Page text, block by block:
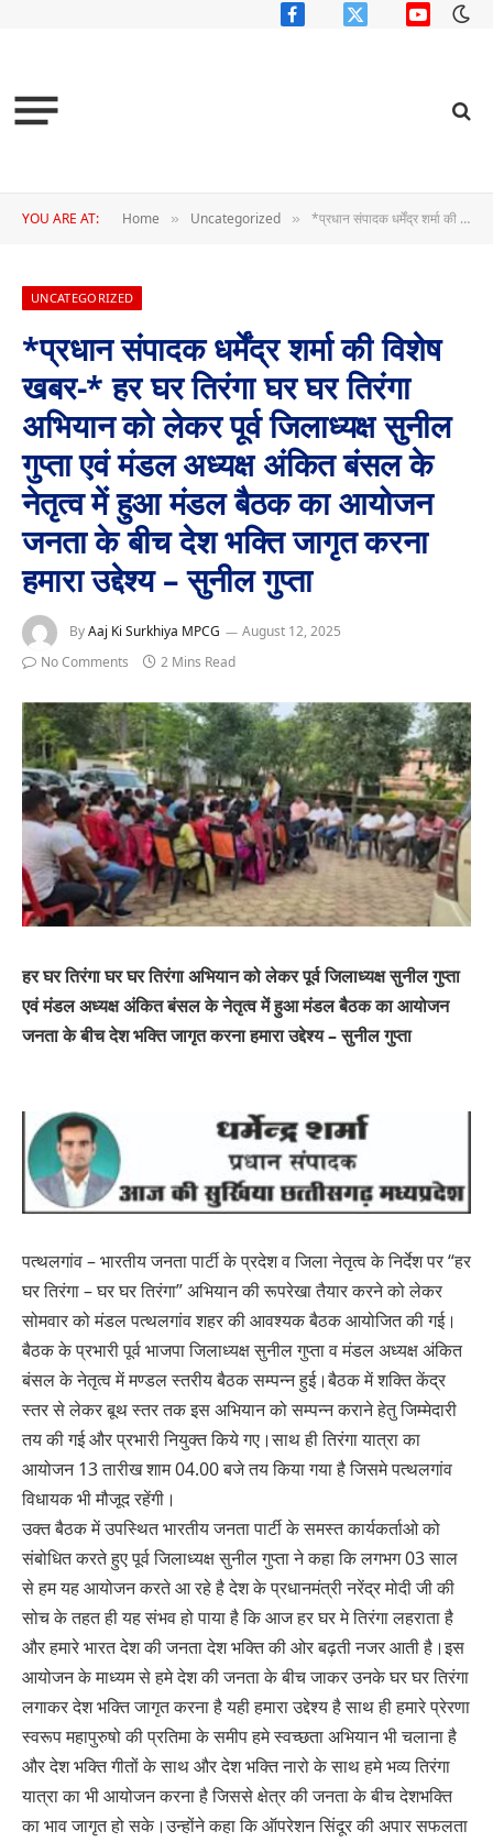
FacebookX
YouTube
YOU ARE AT: Home » Uncategorized » *प्रधान संपादक धर्मेंद्र शर्मा की विशेष खबर-* हर घर तिरंगा घर घर तिरंगा अभियान को लेकर पूर्व जिलाध्यक्ष सुनील गुप्ता एवं मंडल अध्यक्ष अंकित बंसल के नेतृत्व में हुआ मंडल बैठक का आयोजन जनता के बीच देश भक्ति जागृत करना हमारा उद्देश्य – सुनील गुप्ता
UNCATEGORIZED
*प्रधान संपादक धर्मेंद्र शर्मा की विशेष
खबर-* हर घर तिरंगा घर घर तिरंगा
अभियान को लेकर पूर्व जिलाध्यक्ष सुनील
गुप्ता एवं मंडल अध्यक्ष अंकित बंसल के
नेतृत्व में हुआ मंडल बैठक का आयोजन
जनता के बीच देश भक्ति जागृत करना
हमारा उद्देश्य – सुनील गुप्ता
ByAaj Ki Surkhiya MPCG
August 12, 2025
No Comments
2 Mins Read
हर घर तिरंगा घर घर तिरंगा अभियान को लेकर पूर्व जिलाध्यक्ष सुनील गुप्ता
एवं मंडल अध्यक्ष अंकित बंसल के नेतृत्व में हुआ मंडल बैठक का आयोजन
जनता के बीच देश भक्ति जागृत करना हमारा उद्देश्य – सुनील गुप्ता
पत्थलगांव – भारतीय जनता पार्टी के प्रदेश व जिला नेतृत्व के निर्देश पर “हर
घर तिरंगा – घर घर तिरंगा” अभियान की रूपरेखा तैयार करने को लेकर
सोमवार को मंडल पत्थलगांव शहर की आवश्यक बैठक आयोजित की गई।
बैठक के प्रभारी पूर्व भाजपा जिलाध्यक्ष सुनील गुप्ता व मंडल अध्यक्ष अंकित
बंसल के नेतृत्व में मण्डल स्तरीय बैठक सम्पन्न हुई।बैठक में शक्ति केंद्र
स्तर से लेकर बूथ स्तर तक इस अभियान को सम्पन्न कराने हेतु जिम्मेदारी
तय की गई और प्रभारी नियुक्त किये गए।साथ ही तिरंगा यात्रा का
आयोजन 13 तारीख शाम 04.00 बजे तय किया गया है जिसमे पत्थलगांव
विधायक भी मौजूद रहेंगी।
उक्त बैठक में उपस्थित भारतीय जनता पार्टी के समस्त कार्यकर्ताओ को
संबोधित करते हुए पूर्व जिलाध्यक्ष सुनील गुप्ता ने कहा कि लगभग 03 साल
से हम यह आयोजन करते आ रहे है देश के प्रधानमंत्री नरेंद्र मोदी जी की
सोच के तहत ही यह संभव हो पाया है कि आज हर घर मे तिरंगा लहराता है
और हमारे भारत देश की जनता देश भक्ति की ओर बढ़ती नजर आती है।इस
आयोजन के माध्यम से हमे देश की जनता के बीच जाकर उनके घर घर तिरंगा
लगाकर देश भक्ति जागृत करना है यही हमारा उद्देश्य है साथ ही हमारे प्रेरणा
स्वरूप महापुरुषो की प्रतिमा के समीप हमे स्वच्छता अभियान भी चलाना है
और देश भक्ति गीतों के साथ और देश भक्ति नारो के साथ हमे भव्य तिरंगा
यात्रा का भी आयोजन करना है जिससे क्षेत्र की जनता के बीच देशभक्ति
का भाव जागृत हो सके।उन्होंने कहा कि ऑपरेशन सिंदूर की अपार सफलता